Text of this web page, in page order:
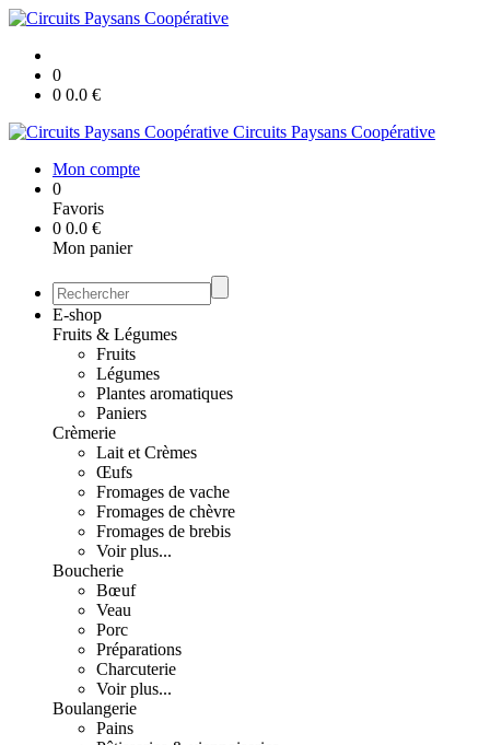
0
0 0.0 €
Circuits Paysans Coopérative
Mon compte
0
Favoris
0 0.0 €
Mon panier
E-shop
Fruits & Légumes
Fruits
Légumes
Plantes aromatiques
Paniers
Crèmerie
Lait et Crèmes
Œufs
Fromages de vache
Fromages de chèvre
Fromages de brebis
Voir plus...
Boucherie
Bœuf
Veau
Porc
Préparations
Charcuterie
Voir plus...
Boulangerie
Pains